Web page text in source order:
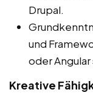
Drupal.
und
oder
Kreative